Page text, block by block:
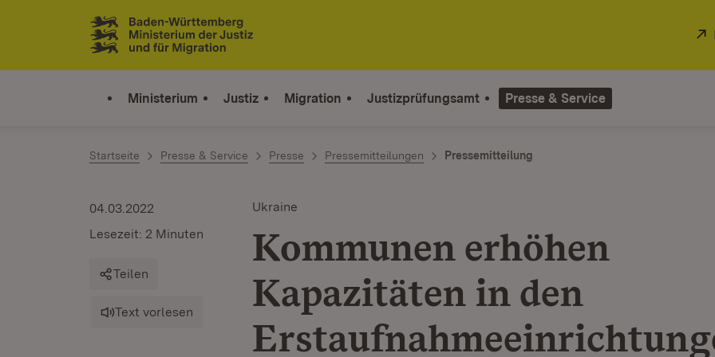
Zum Inhalt springen
Link zur Startseite
Ministerium Justiz Migration Justizprüfungsamt Presse & Service
Startseite Presse & Service Presse Pressemitteilungen Pressemitteilung
Ukraine
Kommunen erhöhen
Kapazitäten in den
04.03.2022
Lesezeit: 2 Minuten
Teilen
Text vorlesen